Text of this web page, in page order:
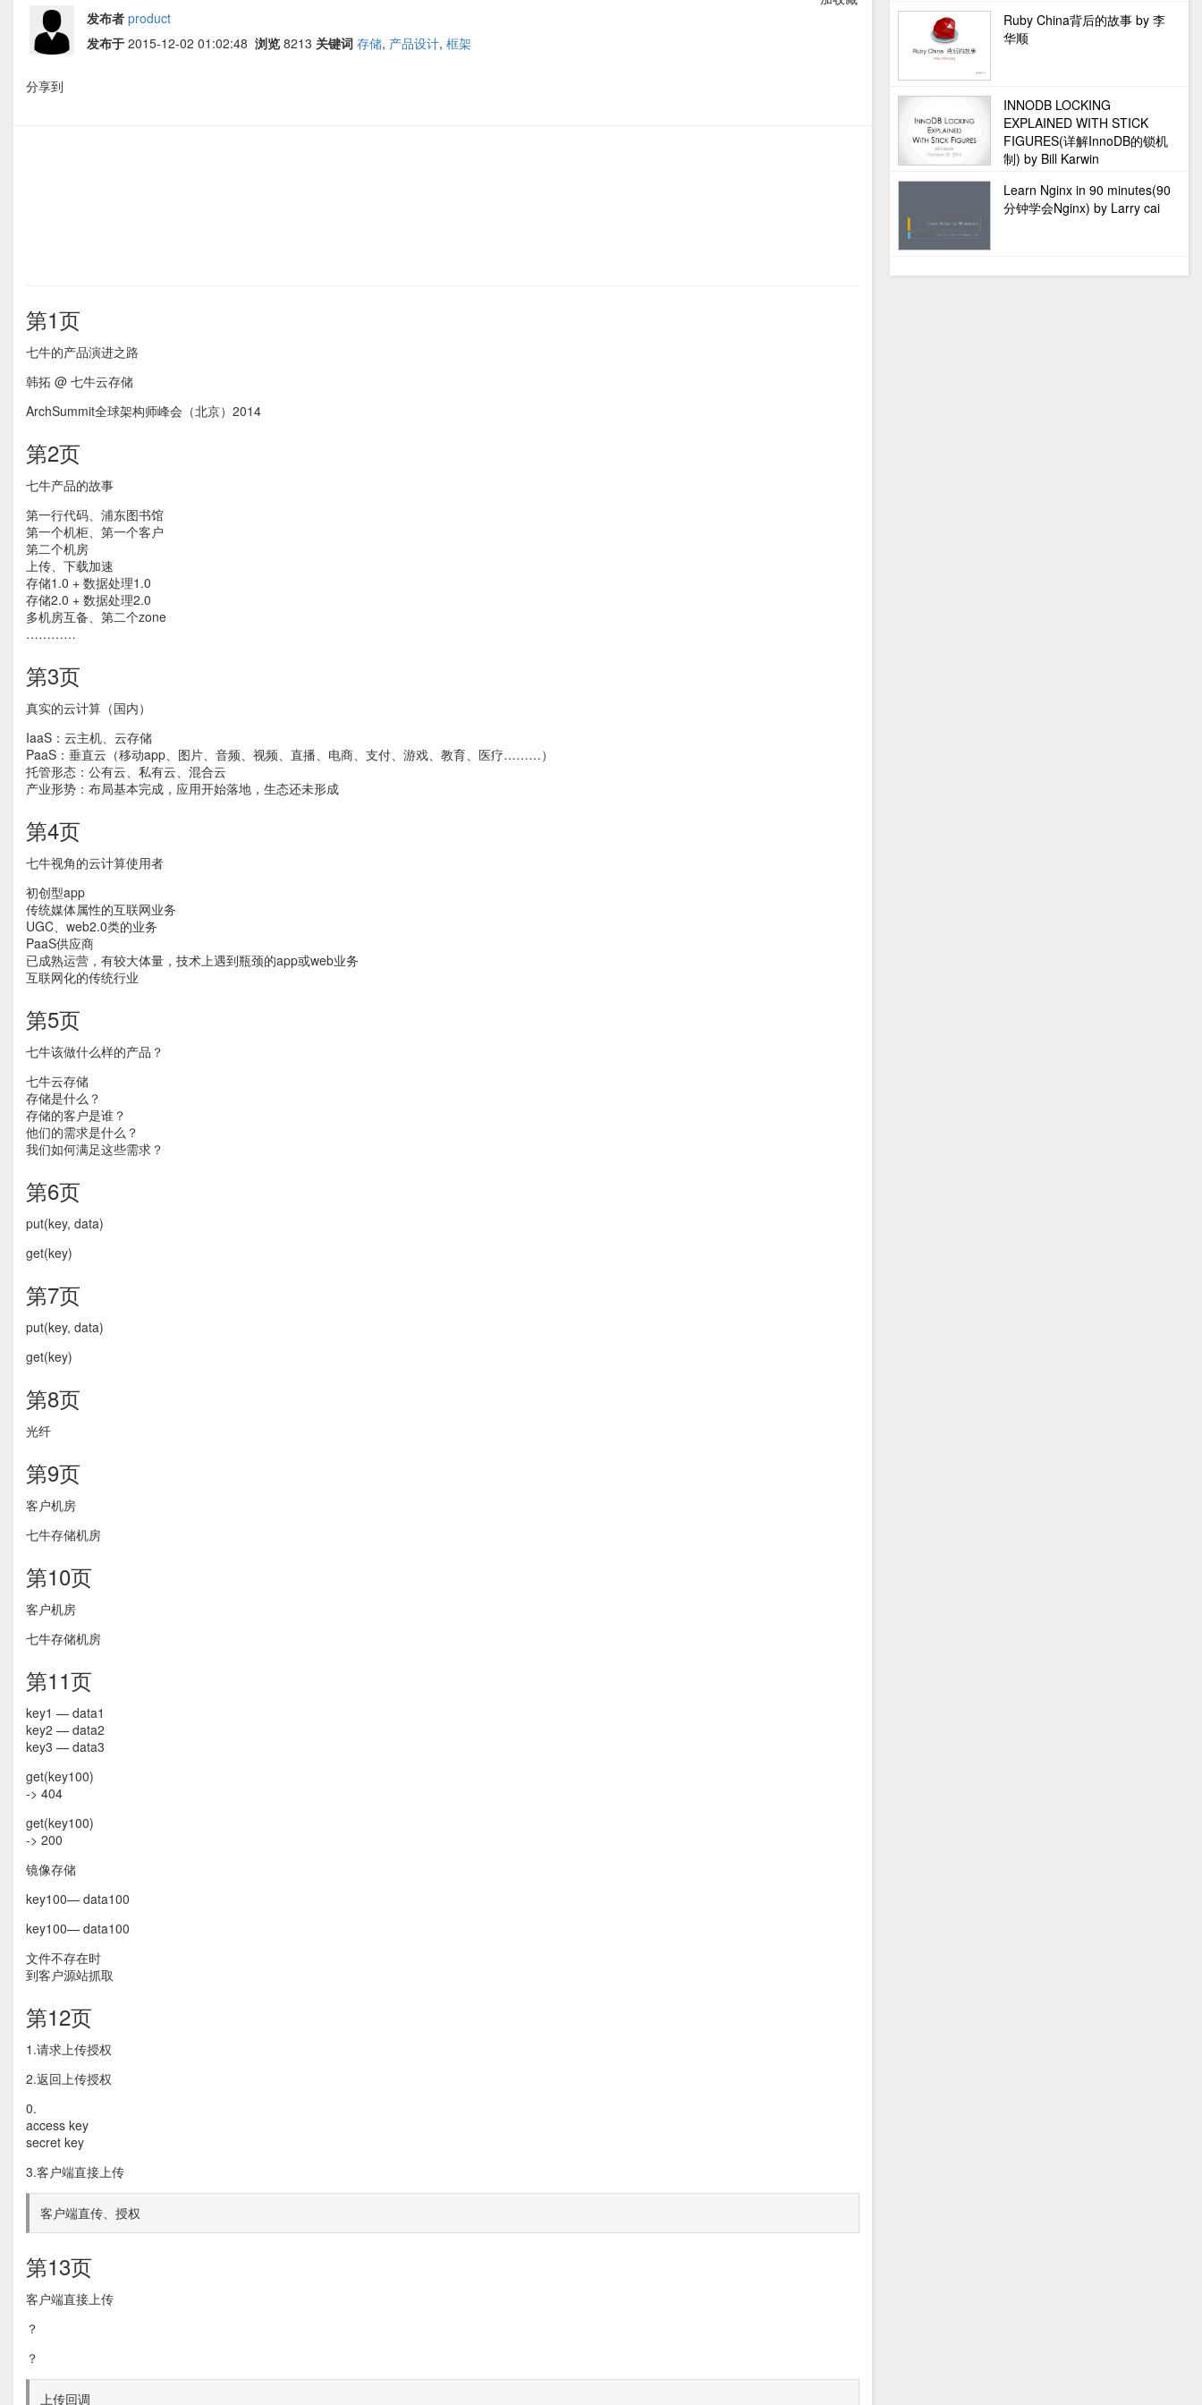
Ruby China背后的故事 by 李
华顺
INNODB LOCKING
EXPLAINED WITH STICK
FIGURES(详解InnoDB的锁机
制) by Bill Karwin
Learn Nginx in 90 minutes(90
分钟学会Nginx) by Larry cai
发布者 product
发布于 2015-12-02 01:02:48 浏览 8213 关键词 存储, 产品设计, 框架
分享到
第1页
七牛的产品演进之路
韩拓 @ 七牛云存储
ArchSummit全球架构师峰会（北京）2014
第2页
七牛产品的故事
第一行代码、浦东图书馆
第一个机柜、第一个客户
第二个机房
上传、下载加速
存储1.0 + 数据处理1.0
存储2.0 + 数据处理2.0
多机房互备、第二个zone
…………
第3页
真实的云计算（国内）
IaaS：云主机、云存储
PaaS：垂直云（移动app、图片、音频、视频、直播、电商、支付、游戏、教育、医疗………）
托管形态：公有云、私有云、混合云
产业形势：布局基本完成，应用开始落地，生态还未形成
第4页
七牛视角的云计算使用者
初创型app
传统媒体属性的互联网业务
UGC、web2.0类的业务
PaaS供应商
已成熟运营，有较大体量，技术上遇到瓶颈的app或web业务
互联网化的传统行业
第5页
七牛该做什么样的产品？
七牛云存储
存储是什么？
存储的客户是谁？
他们的需求是什么？
我们如何满足这些需求？
第6页
put(key, data)
get(key)
第7页
put(key, data)
get(key)
第8页
光纤
第9页
客户机房
七牛存储机房
第10页
客户机房
七牛存储机房
第11页
key1 — data1
key2 — data2
key3 — data3
get(key100)
-> 404
get(key100)
-> 200
镜像存储
key100— data100
key100— data100
文件不存在时
到客户源站抓取
第12页
1.请求上传授权
2.返回上传授权
0.
access key
secret key
3.客户端直接上传
客户端直传、授权
第13页
客户端直接上传
？
？
上传回调